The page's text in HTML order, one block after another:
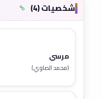
شخصيات (4)
مرسي
(محمد الصاوي)